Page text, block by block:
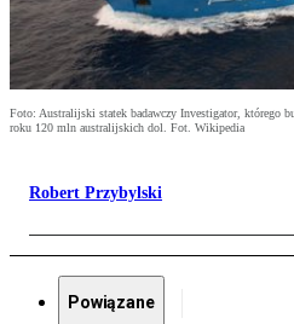
Foto: Australijski statek badawczy Investigator, którego
roku 120 mln australijskich dol. Fot. Wikipedia
Robert Przybylski
Powiązane